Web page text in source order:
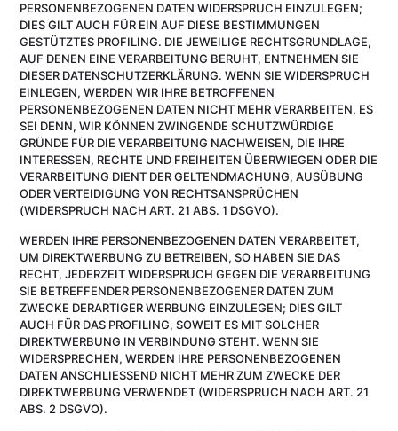
PERSONENBEZOGENEN DATEN WIDERSPRUCH EINZULEGEN;
DIES GILT AUCH FÜR EIN AUF DIESE BESTIMMUNGEN
GESTÜTZTES PROFILING. DIE JEWEILIGE RECHTSGRUNDLAGE,
AUF DENEN EINE VERARBEITUNG BERUHT, ENTNEHMEN SIE
DIESER DATENSCHUTZERKLÄRUNG. WENN SIE WIDERSPRUCH
EINLEGEN, WERDEN WIR IHRE BETROFFENEN
PERSONENBEZOGENEN DATEN NICHT MEHR VERARBEITEN, ES
SEI DENN, WIR KÖNNEN ZWINGENDE SCHUTZWÜRDIGE
GRÜNDE FÜR DIE VERARBEITUNG NACHWEISEN, DIE IHRE
INTERESSEN, RECHTE UND FREIHEITEN ÜBERWIEGEN ODER DIE
VERARBEITUNG DIENT DER GELTENDMACHUNG, AUSÜBUNG
ODER VERTEIDIGUNG VON RECHTSANSPRÜCHEN
(WIDERSPRUCH NACH ART. 21 ABS. 1 DSGVO).
WERDEN IHRE PERSONENBEZOGENEN DATEN VERARBEITET,
UM DIREKTWERBUNG ZU BETREIBEN, SO HABEN SIE DAS
RECHT, JEDERZEIT WIDERSPRUCH GEGEN DIE VERARBEITUNG
SIE BETREFFENDER PERSONENBEZOGENER DATEN ZUM
ZWECKE DERARTIGER WERBUNG EINZULEGEN; DIES GILT
AUCH FÜR DAS PROFILING, SOWEIT ES MIT SOLCHER
DIREKTWERBUNG IN VERBINDUNG STEHT. WENN SIE
WIDERSPRECHEN, WERDEN IHRE PERSONENBEZOGENEN
DATEN ANSCHLIESSEND NICHT MEHR ZUM ZWECKE DER
DIREKTWERBUNG VERWENDET (WIDERSPRUCH NACH ART. 21
ABS. 2 DSGVO).